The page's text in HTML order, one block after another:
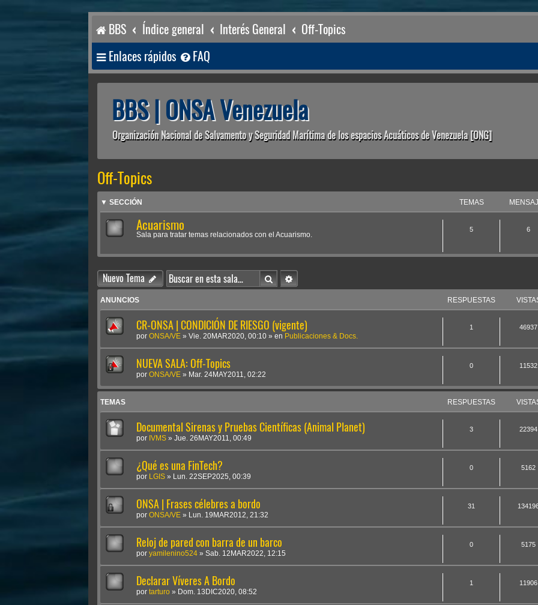
BBS Índice general Interés General Off-Topics
Enlaces rápidos FAQ
BBS | ONSA Venezuela
Organización Nacional de Salvamento y Seguridad Marítima de los espacios Acuáticos de Venezuela [ONG]
Off-Topics
▼ SECCIÓN TEMAS
Acuarismo
Sala para tratar temas relacionados con el Acuarismo.
5 6
Nuevo Tema BuscarBúsqueda avanzada
ANUNCIOS RESPUESTAS
CR-ONSA | CONDICIÓN DE RIESGO (vigente)
por ONSA/VE » Vie. 20MAR2020, 00:10 » en Publicaciones & Docs.
1 46937
NUEVA SALA: Off-Topics
por ONSA/VE » Mar. 24MAY2011, 02:22
0 11532
TEMAS RESPUESTAS
Documental Sirenas y Pruebas Científicas (Animal Planet)
por IVMS » Jue. 26MAY2011, 00:49
3 22394
¿Qué es una FinTech?
por LGIS » Lun. 22SEP2025, 00:39
0 5162
ONSA | Frases célebres a bordo
por ONSA/VE » Lun. 19MAR2012, 21:32
31
Reloj de pared con barra de un barco
por yamilenino524 » Sab. 12MAR2022, 12:15
0 5175
Declarar Víveres A Bordo
por tarturo » Dom. 13DIC2020, 08:52
1 11906